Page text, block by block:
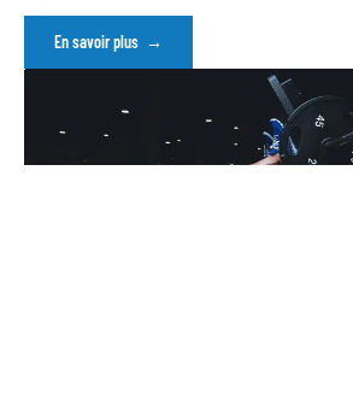
En savoir plus